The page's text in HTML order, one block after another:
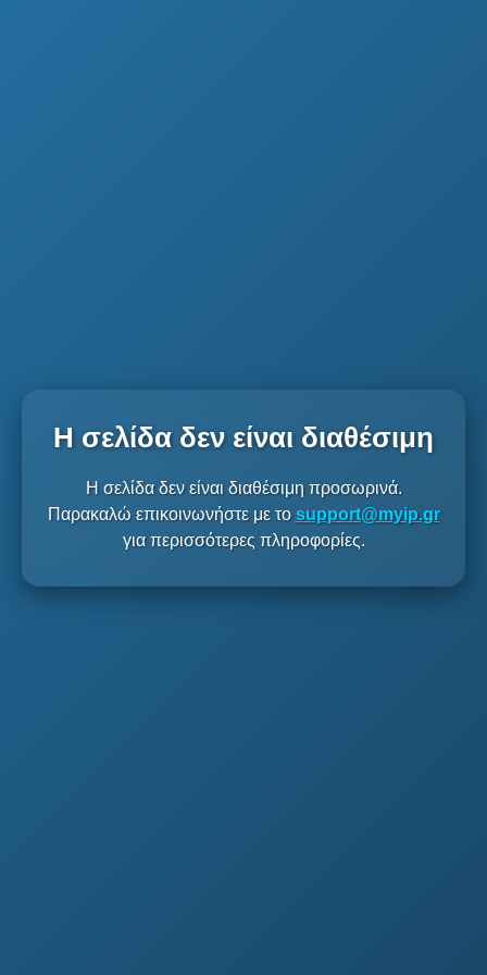
Η σελίδα δεν είναι διαθέσιμη
Η σελίδα δεν είναι διαθέσιμη προσωρινά.
Παρακαλώ επικοινωνήστε με το support@myip.gr
για περισσότερες πληροφορίες.